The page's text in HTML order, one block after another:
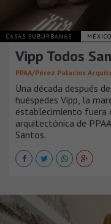
CASAS SUBURBANAS MÉXICO
Vipp Todos
PPAA/Pérez Palacios
Una década después
huéspedes Vipp, la
establecimiento fuera
arquitectónica de
Santos.